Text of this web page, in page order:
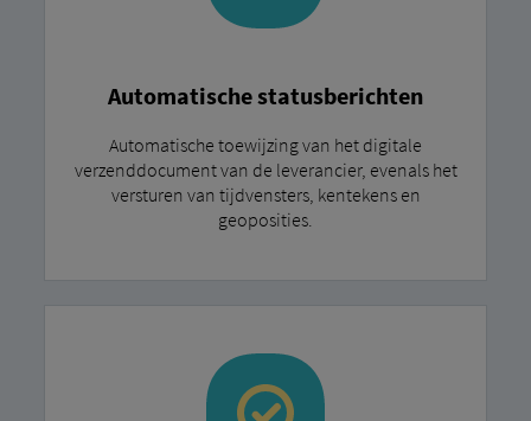
Automatische statusberichten
Automatische toewijzing van het digitale
verzenddocument van de leverancier, evenals het
versturen van tijdvensters, kentekens en
geoposities.